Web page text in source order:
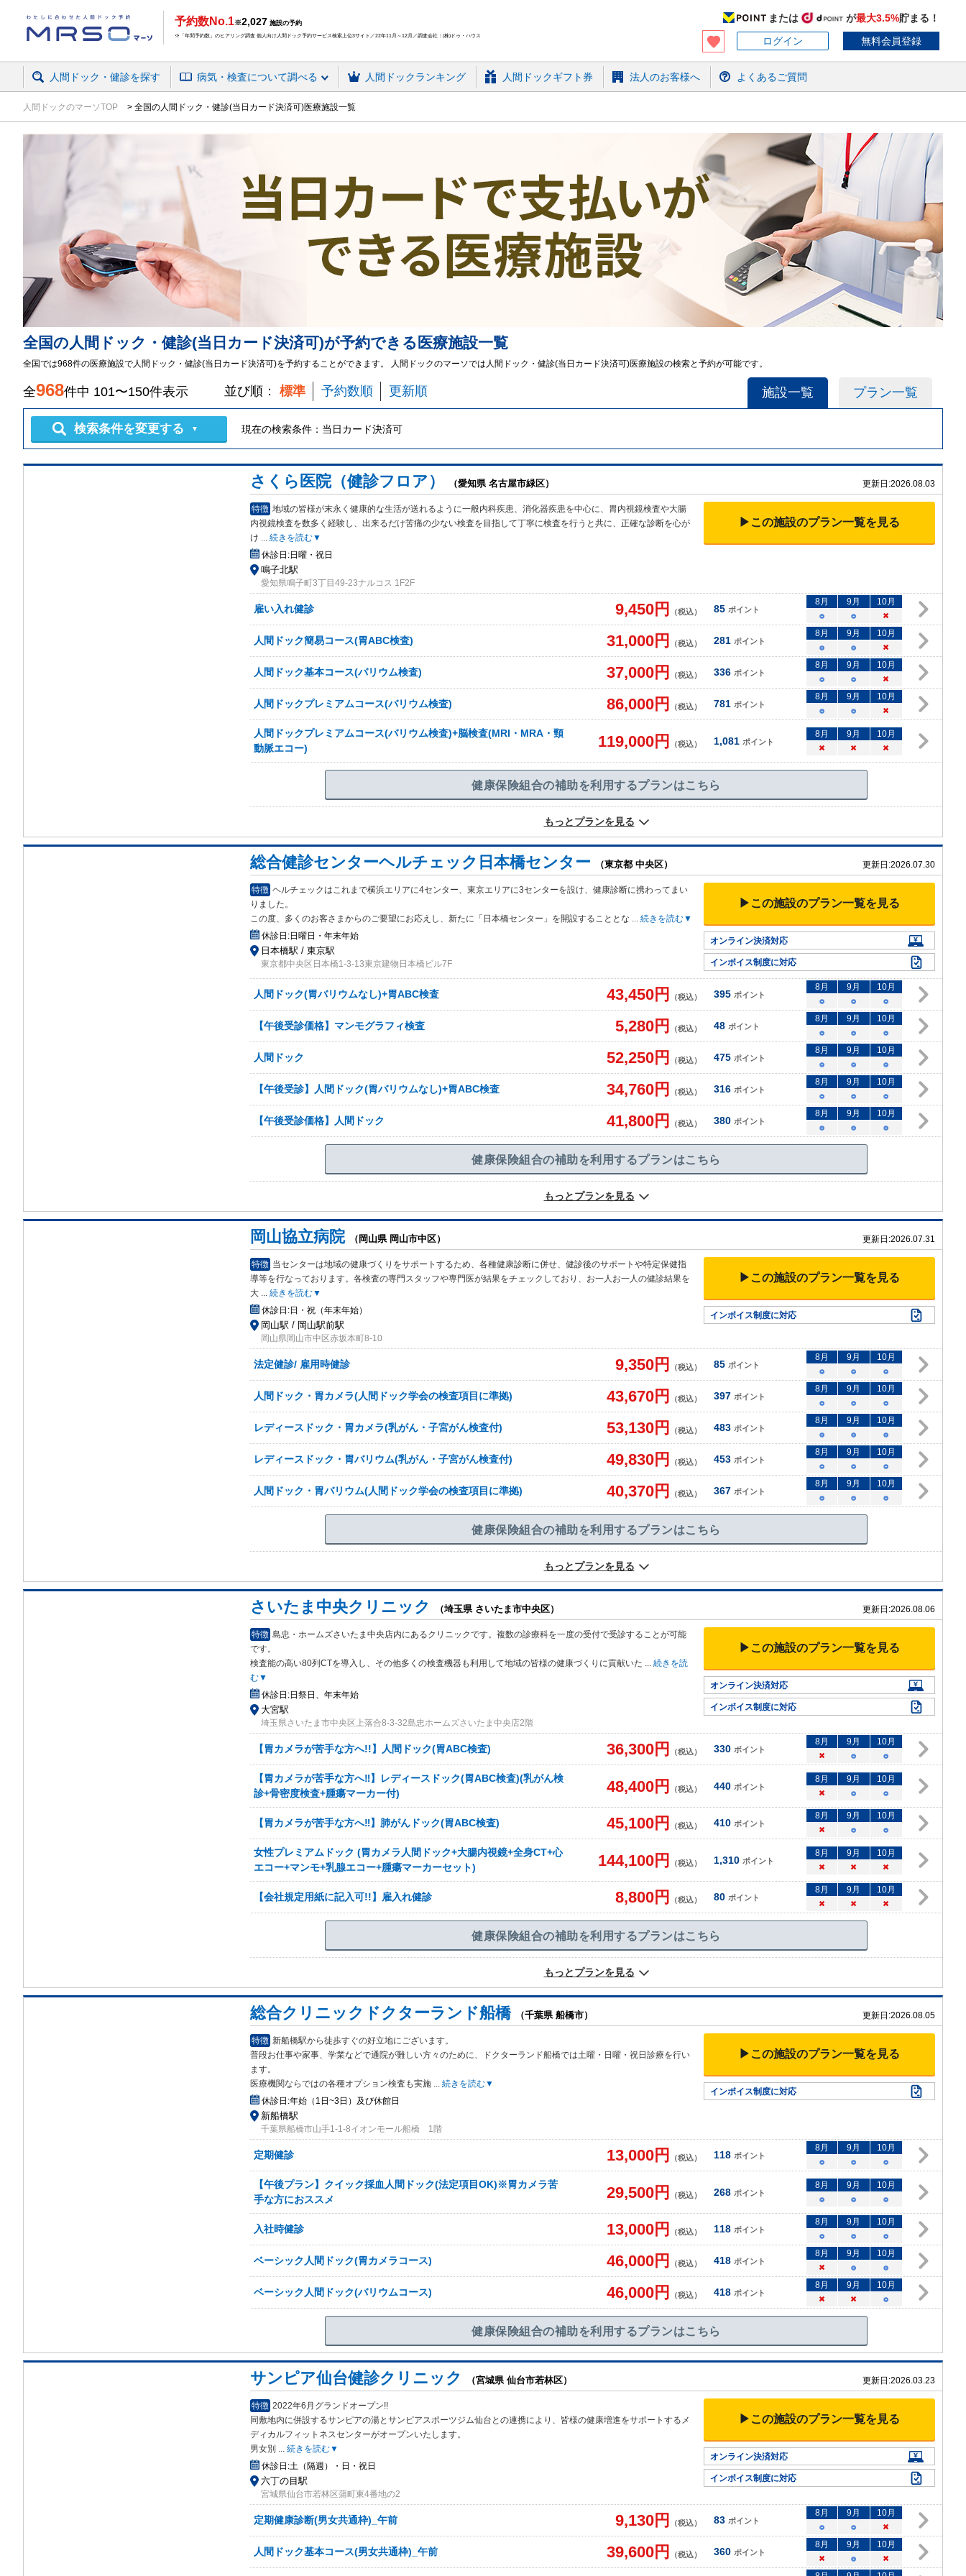
予約数No.1※2,027 施設の予約
※「年間予約数」のヒアリング調査 個人向け人間ドック予約サービス検索上位3サイト／22年11月～12月／調査会社：(株)ドゥ・ハウス
または が最大3.5%貯まる！
ログイン
無料会員登録
人間ドック・健診を探す 病気・検査について調べる 人間ドックランキング 人間ドックギフト券 法人のお客様へ よくあるご質問
人間ドックのマーソTOP 全国の人間ドック・健診(当日カード決済可)医療施設一覧
全国の 人間ドック・健診(当日カード決済可)が予約できる 医療施設一覧
全国では968件の医療施設で人間ドック・健診(当日カード決済可)を予約することができます。 人間ドックのマーソでは人間ドック・健診(当日カード決済可)医療施設の検索と予約が可能です。
施設一覧 プラン一覧
全968件中 101〜150件表示 並び順： 標準 予約数順 更新順
検索条件を変更する ▼ 現在の検索条件： 当日カード決済可
さくら医院（健診フロア） （愛知県 名古屋市緑区） 更新日:2026.08.03
特徴 地域の皆様が末永く健康的な生活が送れるように一般内科疾患、消化器疾患を中心に、胃内視鏡検査や大腸
内視鏡検査を数多く経験し、出来るだけ苦痛の少ない検査を目指して丁寧に検査を行うと共に、正確な診断を心が
け ... 続きを読む▼
休診日:日曜・祝日
鳴子北駅
愛知県鳴子町3丁目49-23ナルコス 1F2F
▶この施設のプラン一覧を見る
雇い入れ健診 9,450円 （税込） 85 ポイント
8月 9月 10月
○
○ ×
人間ドック簡易コース(胃ABC検査) 31,000円 （税込） 281 ポイント
8月 9月 10月
○
○ ×
人間ドック基本コース(バリウム検査) 37,000円 （税込） 336 ポイント
8月 9月 10月
○
○ ×
人間ドックプレミアムコース(バリウム検査) 86,000円 （税込） 781 ポイント
8月 9月 10月
○
○ ×
人間ドックプレミアムコース(バリウム検査)+脳検査(MRI・MRA・頸
動脈エコー)
119,000円 （税込） 1,081 ポイント
8月 9月 10月
×
× ×
健康保険組合の補助を利用するプランはこちら
もっとプランを見る
総合健診センターヘルチェック日本橋センター （東京都 中央区） 更新日:2026.07.30
特徴 ヘルチェックはこれまで横浜エリアに4センター、東京エリアに3センターを設け、健康診断に携わってまい
り ました。
この度、多くのお客さまからのご要望にお応えし、新たに「日本橋センター」を開設することとな ... 続きを読む▼
休診日:日曜日・年末年始
日本橋駅 / 東京駅
東京都中央区日本橋1-3-13東京建物日本橋ビル7F
▶この施設のプラン一覧を見る
オンライン決済対応
インボイス制度に対応
人間ドック(胃バリウムなし)+胃ABC検査 43,450円 （税込） 395 ポイント
8月 9月 10月
○
○ ○
【午後受診価格】マンモグラフィ検査 5,280円 （税込） 48 ポイント
8月 9月 10月
○
○ ○
人間ドック 52,250円 （税込） 475 ポイント
8月 9月 10月
○
○ ○
【午後受診】人間ドック(胃バリウムなし)+胃ABC検査 34,760円 （税込） 316 ポイント
8月 9月 10月
○
○ ○
【午後受診価格】人間ドック 41,800円 （税込） 380 ポイント
8月 9月 10月
○
○ ○
健康保険組合の補助を利用するプランはこちら
もっとプランを見る
岡山協立病院 （岡山県 岡山市中区） 更新日:2026.07.31
特徴 当センターは地域の健康づくりをサポートするため、各種健康診断に併せ、健診後のサポートや特定保健指
導等を行なっております。各検査の専門スタッフや専門医が結果をチェックしており、お一人お一人の健診結果を
大 ... 続きを読む▼
休診日:日・祝（年末年始）
岡山駅 / 岡山駅前駅
岡山県岡山市中区赤坂本町8-10
▶この施設のプラン一覧を見る
インボイス制度に対応
法定健診/ 雇用時健診 9,350円 （税込） 85 ポイント
8月 9月 10月
○
○ ○
人間ドック・胃カメラ(人間ドック学会の検査項目に準拠) 43,670円 （税込） 397 ポイント
8月 9月 10月
○
○ ○
レディースドック・胃カメラ(乳がん・子宮がん検査付) 53,130円 （税込） 483 ポイント
8月 9月 10月
○
○ ○
レディースドック・胃バリウム(乳がん・子宮がん検査付) 49,830円 （税込） 453 ポイント
8月 9月 10月
○
○ ○
人間ドック・胃バリウム(人間ドック学会の検査項目に準拠) 40,370円 （税込） 367 ポイント
8月 9月 10月
○
○ ○
健康保険組合の補助を利用するプランはこちら
もっとプランを見る
さいたま中央クリニック （埼玉県 さいたま市中央区） 更新日:2026.08.06
特徴 島忠・ホームズさいたま中央店内にあるクリニックです。複数の診療科を一度の受付で受診することが可能
です。
検査能の高い80列CTを導入し、その他多くの検査機器も利用して地域の皆様の健康づくりに貢献いた ... 続きを読
む▼
休診日:日祭日、年末年始
大宮駅
埼玉県さいたま市中央区上落合8-3-32島忠ホームズさいたま中央店2階
▶この施設のプラン一覧を見る
オンライン決済対応
インボイス制度に対応
【胃カメラが苦手な方へ!!】人間ドック(胃ABC検査) 36,300円 （税込） 330 ポイント
8月 9月 10月
×
○ ○
【胃カメラが苦手な方へ‼】レディースドック(胃ABC検査)(乳がん検
診+骨密度検査+腫瘍マーカー付)
48,400円 （税込） 440 ポイント
8月 9月 10月
×
○ ○
【胃カメラが苦手な方へ‼】肺がんドック(胃ABC検査) 45,100円 （税込） 410 ポイント
8月 9月 10月
×
○ ○
女性プレミアムドック (胃カメラ人間ドック+大腸内視鏡+全身CT+心
エコー+マンモ+乳腺エコー+腫瘍マーカーセット)
144,100円 （税込） 1,310 ポイント
8月 9月 10月
×
× ×
【会社規定用紙に記入可!!】雇入れ健診 8,800円 （税込） 80 ポイント
8月 9月 10月
×
× ×
健康保険組合の補助を利用するプランはこちら
もっとプランを見る
総合クリニックドクターランド船橋 （千葉県 船橋市） 更新日:2026.08.05
特徴 新船橋駅から徒歩すぐの好立地にございます。
普段お仕事や家事、学業などで通院が難しい方々のために、
ドクターランド船橋では土曜・日曜・祝日診療を行い
ます。
医療機関ならではの各種オプション検査も実施 ... 続きを読む▼
休診日:年始（1日~3日）及び休館日
新船橋駅
千葉県船橋市山手1-1-8イオンモール船橋 1階
▶この施設のプラン一覧を見る
インボイス制度に対応
定期健診 13,000円 （税込） 118 ポイント
8月 9月 10月
○
○ ○
【午後プラン】クイック採血人間ドック(法定項目OK)※胃カメラ苦
手な方におススメ
29,500円 （税込） 268 ポイント
8月 9月 10月
○
○ ○
入社時健診 13,000円 （税込） 118 ポイント
8月 9月 10月
○
○ ○
ベーシック人間ドック(胃カメラコース) 46,000円 （税込） 418 ポイント
8月 9月 10月
×
○ ○
ベーシック人間ドック(バリウムコース) 46,000円 （税込） 418 ポイント
8月 9月 10月
×
× ○
健康保険組合の補助を利用するプランはこちら
サンピア仙台健診クリニック （宮城県 仙台市若林区） 更新日:2026.03.23
特徴 2022年6月グランドオープン!!
同敷地内に併設するサンピアの湯とサンピアスポーツジム仙台との連携により、皆様の健康増進をサポートするメ
ディカルフィットネスセンターがオープンいたします。
男女別 ... 続きを読む▼
休診日:土（隔週）・日・祝日
六丁の目駅
宮城県仙台市若林区蒲町東4番地の2
▶この施設のプラン一覧を見る
オンライン決済対応
インボイス制度に対応
定期健康診断(男女共通枠)_午前 9,130円 （税込） 83 ポイント
8月 9月 10月
○
○ ×
人間ドック基本コース(男女共通枠)_午前 39,600円 （税込） 360 ポイント
8月 9月 10月
×
○ ×